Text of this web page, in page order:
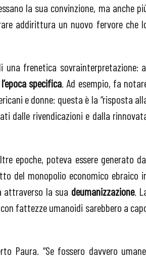
la sua convinzione, ma anche
addirittura un nuovo fervore che
frenetica sovrainterpretazione:
specifica. Ad esempio, fa
e donne: questa è la “risposta
dalle rivendicazioni e dalla
epoche, poteva essere generato
del monopolio economico ebraico
attraverso la sua deumanizzazione.
fattezze umanoidi sarebbero a
Paura. “Se fossero davvero